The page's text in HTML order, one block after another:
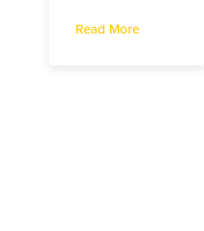
Read More